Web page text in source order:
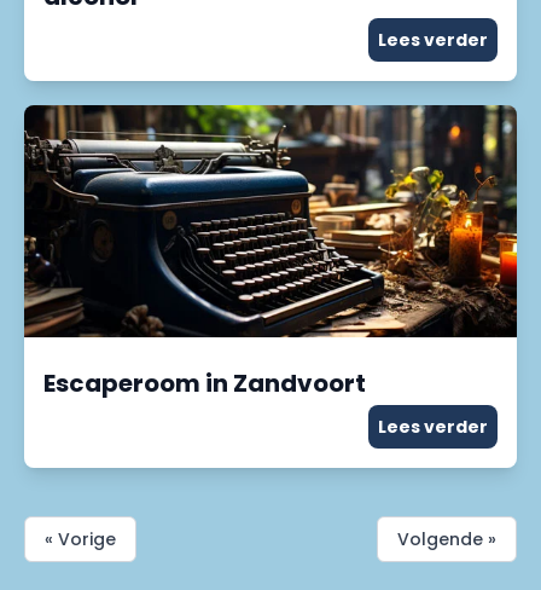
Lees verder
Escaperoom in Zandvoort
Lees verder
« Vorige Volgende »